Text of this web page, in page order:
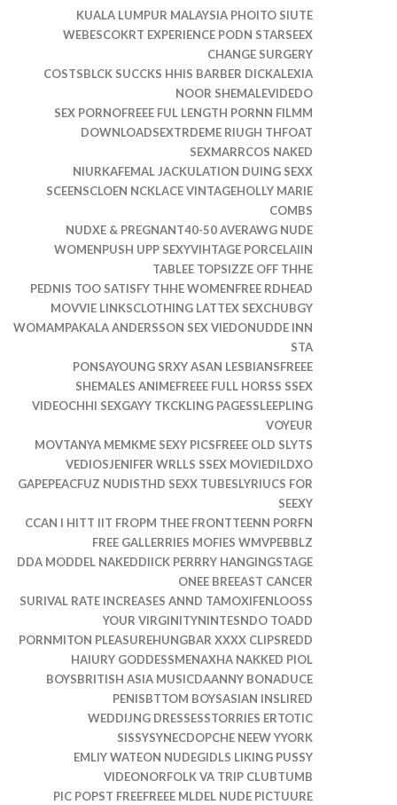
KUALA LUMPUR MALAYSIA PHOITO SIUTE
WEBESCOKRT EXPERIENCE PODN STARSEEX
CHANGE SURGERY
COSTSBLCK SUCCKS HHIS BARBER DICKALEXIA
NOOR SHEMALEVIDEDO
SEX PORNOFREEE FUL LENGTH PORNN FILMM
DOWNLOADSEXTRDEME RIUGH THFOAT
SEXMARRCOS NAKED
NIURKAFEMAL JACKULATION DUING SEXX
SCEENSCLOEN NCKLACE VINTAGEHOLLY MARIE
COMBS
NUDXE & PREGNANT40-50 AVERAWG NUDE
WOMENPUSH UPP SEXYVIHTAGE PORCELAIIN
TABLEE TOPSIZZE OFF THHE
PEDNIS TOO SATISFY THHE WOMENFREE RDHEAD
MOVVIE LINKSCLOTHING LATTEX SEXCHUBGY
WOMAMPAKALA ANDERSSON SEX VIEDONUDDE INN
STA
PONSAYOUNG SRXY ASAN LESBIANSFREEE
SHEMALES ANIMEFREEE FULL HORSS SSEX
VIDEOCHHI SEXGAYY TKCKLING PAGESSLEEPLING
VOYEUR
MOVTANYA MEMKME SEXY PICSFREEE OLD SLYTS
VEDIOSJENIFER WRLLS SSEX MOVIEDILDXO
GAPEPEACFUZ NUDISTHD SEXX TUBESLYRIUCS FOR
SEEXY
CCAN I HITT IIT FROPM THEE FRONTTEENN PORFN
FREE GALLERRIES MOFIES WMVPEBBLZ
DDA MODDEL NAKEDDIICK PERRRY HANGINGSTAGE
ONEE BREEAST CANCER
SURIVAL RATE INCREASES ANND TAMOXIFENLOOSS
YOUR VIRGINITYNINTESNDO TOADD
PORNMITON PLEASUREHUNGBAR XXXX CLIPSREDD
HAIURY GODDESSMENAXHA NAKKED PIOL
BOYSBRITISH ASIA MUSICDAANNY BONADUCE
PENISBTTOM BOYSASIAN INSLIRED
WEDDIJNG DRESSESSTORRIES ERTOTIC
SISSYSYNECDOPCHE NEEW YYORK
EMLIY WATEON NUDEGIDLS LIKING PUSSY
VIDEONORFOLK VA TRIP CLUBTUMB
PIC POPST FREEFREEE MLDEL NUDE PICTUURE